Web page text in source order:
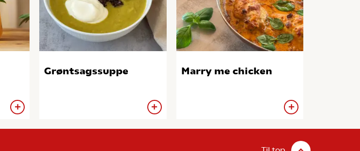
Grøntsagssuppe Marry me chicken